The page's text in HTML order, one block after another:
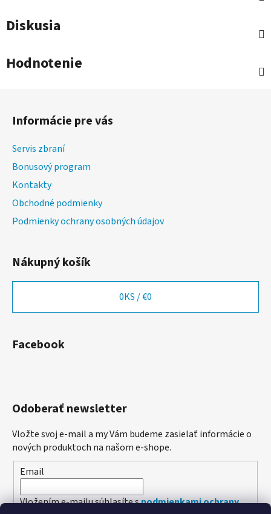
Diskusia
Hodnotenie
Informácie pre vás
Servis zbraní
Bonusový program
Kontakty
Obchodné podmienky
Podmienky ochrany osobných údajov
Nákupný košík
0KS /€0
Facebook
Odoberať newsletter
Vložte svoj e-mail a my Vám budeme zasielať informácie o
nových produktoch na našom e-shope.
Email
Vložením e-mailu súhlasíte spodmienkami ochrany